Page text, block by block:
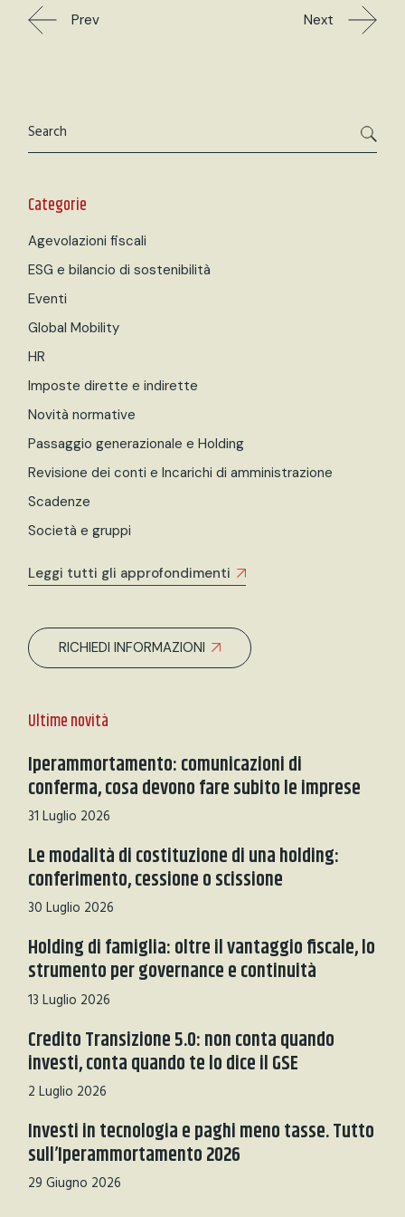
Prev Next
Categorie
Agevolazioni fiscali
ESG e bilancio di sostenibilità
Eventi
Global Mobility
HR
Imposte dirette e indirette
Novità normative
Passaggio generazionale e Holding
Revisione dei conti e Incarichi di amministrazione
Scadenze
Società e gruppi
Leggi tutti gli approfondimenti
RICHIEDI INFORMAZIONI
Ultime novità
Iperammortamento: comunicazioni di
conferma, cosa devono fare subito le imprese
31 Luglio 2026
Le modalità di costituzione di una holding:
conferimento, cessione o scissione
30 Luglio 2026
Holding di famiglia: oltre il vantaggio fiscale, lo
strumento per governance e continuità
13 Luglio 2026
Credito Transizione 5.0: non conta quando
investi, conta quando te lo dice il GSE
2 Luglio 2026
Investi in tecnologia e paghi meno tasse. Tutto
sull’Iperammortamento 2026
29 Giugno 2026